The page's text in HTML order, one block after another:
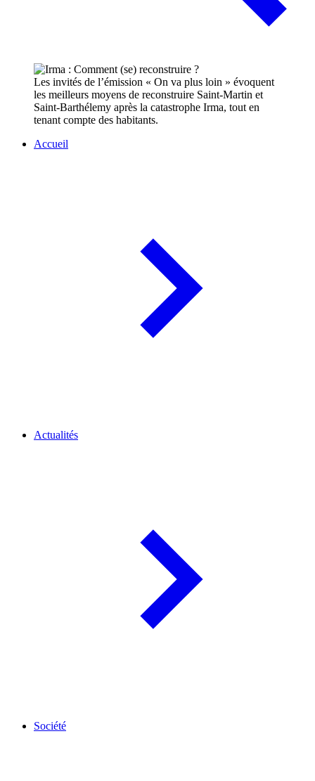
Les invités de l’émission « On va plus loin » évoquent
les meilleurs moyens de reconstruire Saint-Martin et
Saint-Barthélemy après la catastrophe Irma, tout en
tenant compte des habitants.
Accueil
Actualités
Société